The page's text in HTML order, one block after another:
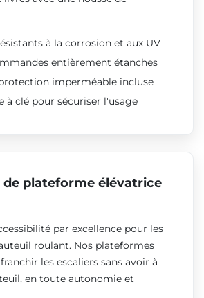
à la corrosion et aux UV
entièrement étanches
imperméable incluse
à clé pour sécuriser l'usage
plateforme élévatrice
par excellence pour les
roulant. Nos plateformes
les escaliers sans avoir à
en toute autonomie et